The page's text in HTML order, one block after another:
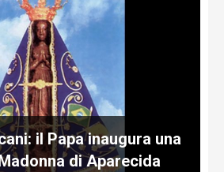
il Papa inaugura una
di Aparecida